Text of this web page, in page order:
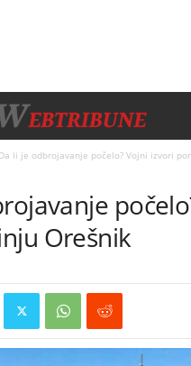
Da li je odbrojavanje počelo? Vojni izvori
Orešnik